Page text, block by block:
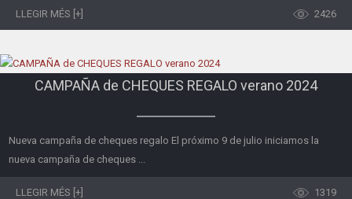
LLEGIR MÉS [+] 2426
CAMPAÑA de CHEQUES REGALO verano 2024
Nueva campaña de cheques regalo El próximo 9 de julio iniciamos la
nueva campaña de cheques ...
LLEGIR MÉS [+] 1319